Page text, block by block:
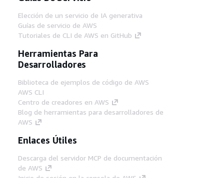
Elección de un servicio de IA generativa
Guías de servicio de AWS
Tutoriales de CLI de AWS en GitHub
Herramientas Para
Desarrolladores
Biblioteca de ejemplos de código de AWS
AWS CLI
Centro de creadores en AWS
Blog de herramientas para desarrolladores de
AWS
Enlaces Útiles
Descarga del servidor MCP de documentación
de AWS